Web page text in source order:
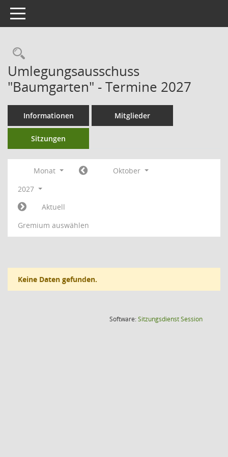
Toggle navigation
Umlegungsausschuss
"Baumgarten" - Termine 2027
Informationen Mitglieder
Sitzungen
Monat
Oktober
2027
Aktuell
Gremium auswählen
Keine Daten gefunden.
Software:SitzungsdienstSession(Wird in